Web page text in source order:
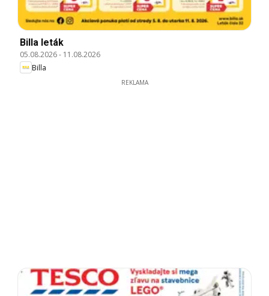
Billa leták
05.08.2026- 11.08.2026
Billa
REKLAMA